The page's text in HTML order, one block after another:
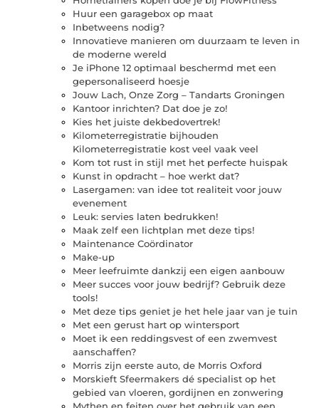
Huur een garagebox op maat
Inbetweens nodig?
Innovatieve manieren om duurzaam te leven in
de moderne wereld
Je iPhone 12 optimaal beschermd met een
gepersonaliseerd hoesje
Jouw Lach, Onze Zorg – Tandarts Groningen
Kantoor inrichten? Dat doe je zo!
Kies het juiste dekbedovertrek!
Kilometerregistratie bijhouden
Kilometerregistratie kost veel vaak veel
Kom tot rust in stijl met het perfecte huispak
Kunst in opdracht – hoe werkt dat?
Lasergamen: van idee tot realiteit voor jouw
evenement
Leuk: servies laten bedrukken!
Maak zelf een lichtplan met deze tips!
Maintenance Coördinator
Make-up
Meer leefruimte dankzij een eigen aanbouw
Meer succes voor jouw bedrijf? Gebruik deze
tools!
Met deze tips geniet je het hele jaar van je tuin
Met een gerust hart op wintersport
Moet ik een reddingsvest of een zwemvest
aanschaffen?
Morris zijn eerste auto, de Morris Oxford
Morskieft Sfeermakers dé specialist op het
gebied van vloeren, gordijnen en zonwering